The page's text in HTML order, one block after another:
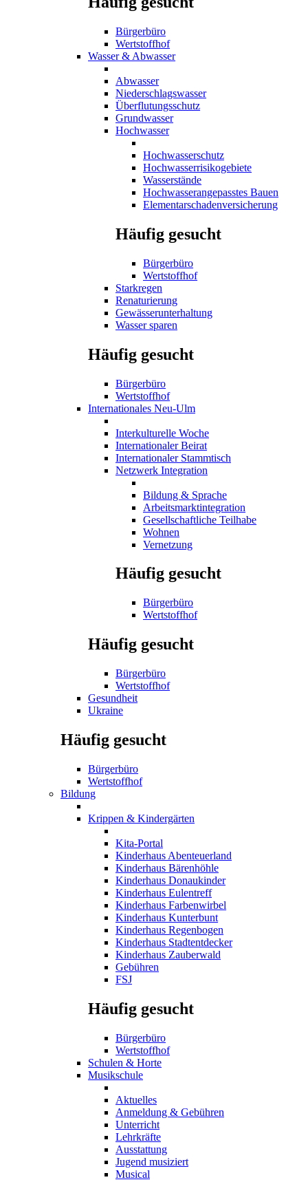
Bürgerbüro
Wertstoffhof
Wasser & Abwasser
Abwasser
Niederschlagswasser
Überflutungsschutz
Grundwasser
Hochwasser
Hochwasserschutz
Hochwasserrisikogebiete
Wasserstände
Hochwasserangepasstes Bauen
Elementarschadenversicherung
Häufig gesucht
Bürgerbüro
Wertstoffhof
Starkregen
Renaturierung
Gewässerunterhaltung
Wasser sparen
Häufig gesucht
Bürgerbüro
Wertstoffhof
Internationales Neu-Ulm
Interkulturelle Woche
Internationaler Beirat
Internationaler Stammtisch
Netzwerk Integration
Bildung & Sprache
Arbeitsmarktintegration
Gesellschaftliche Teilhabe
Wohnen
Vernetzung
Häufig gesucht
Bürgerbüro
Wertstoffhof
Häufig gesucht
Bürgerbüro
Wertstoffhof
Gesundheit
Ukraine
Häufig gesucht
Bürgerbüro
Wertstoffhof
Bildung
Krippen & Kindergärten
Kita-Portal
Kinderhaus Abenteuerland
Kinderhaus Bärenhöhle
Kinderhaus Donaukinder
Kinderhaus Eulentreff
Kinderhaus Farbenwirbel
Kinderhaus Kunterbunt
Kinderhaus Regenbogen
Kinderhaus Stadtentdecker
Kinderhaus Zauberwald
Gebühren
FSJ
Häufig gesucht
Bürgerbüro
Wertstoffhof
Schulen & Horte
Musikschule
Aktuelles
Anmeldung & Gebühren
Unterricht
Lehrkräfte
Ausstattung
Jugend musiziert
Musical